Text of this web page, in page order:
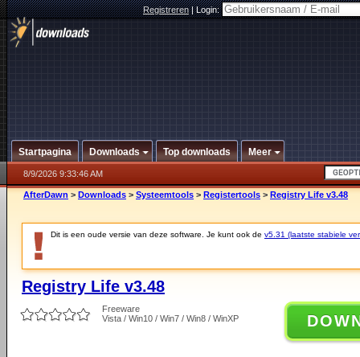
Registreren|Login:
Startpagina Downloads Top downloads Meer
8/9/2026 9:33:46 AM
AfterDawn > Downloads > Systeemtools > Registertools > Registry Life v3.48
Dit is een oude versie van deze software. Je kunt ook de v5.31 (laatste stabiele
Registry Life v3.48
Freeware
Vista / Win10 / Win7 / Win8 / WinXP